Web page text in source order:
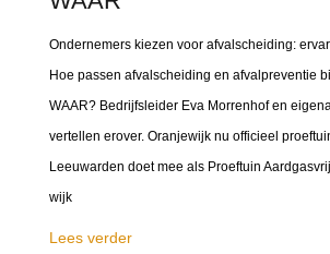
Ondernemers kiezen voor afvalscheiding:
Hoe passen afvalscheiding en afvalpreventie
WAAR? Bedrijfsleider Eva Morrenhof en
vertellen erover. Oranjewijk nu officieel
Leeuwarden doet mee als Proeftuin
wijk
Lees verder